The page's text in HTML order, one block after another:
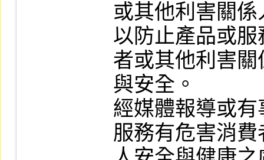
或其他利害關
以防止產品或
者或其他利害
與安全。
經媒體報導或
服務有危害消